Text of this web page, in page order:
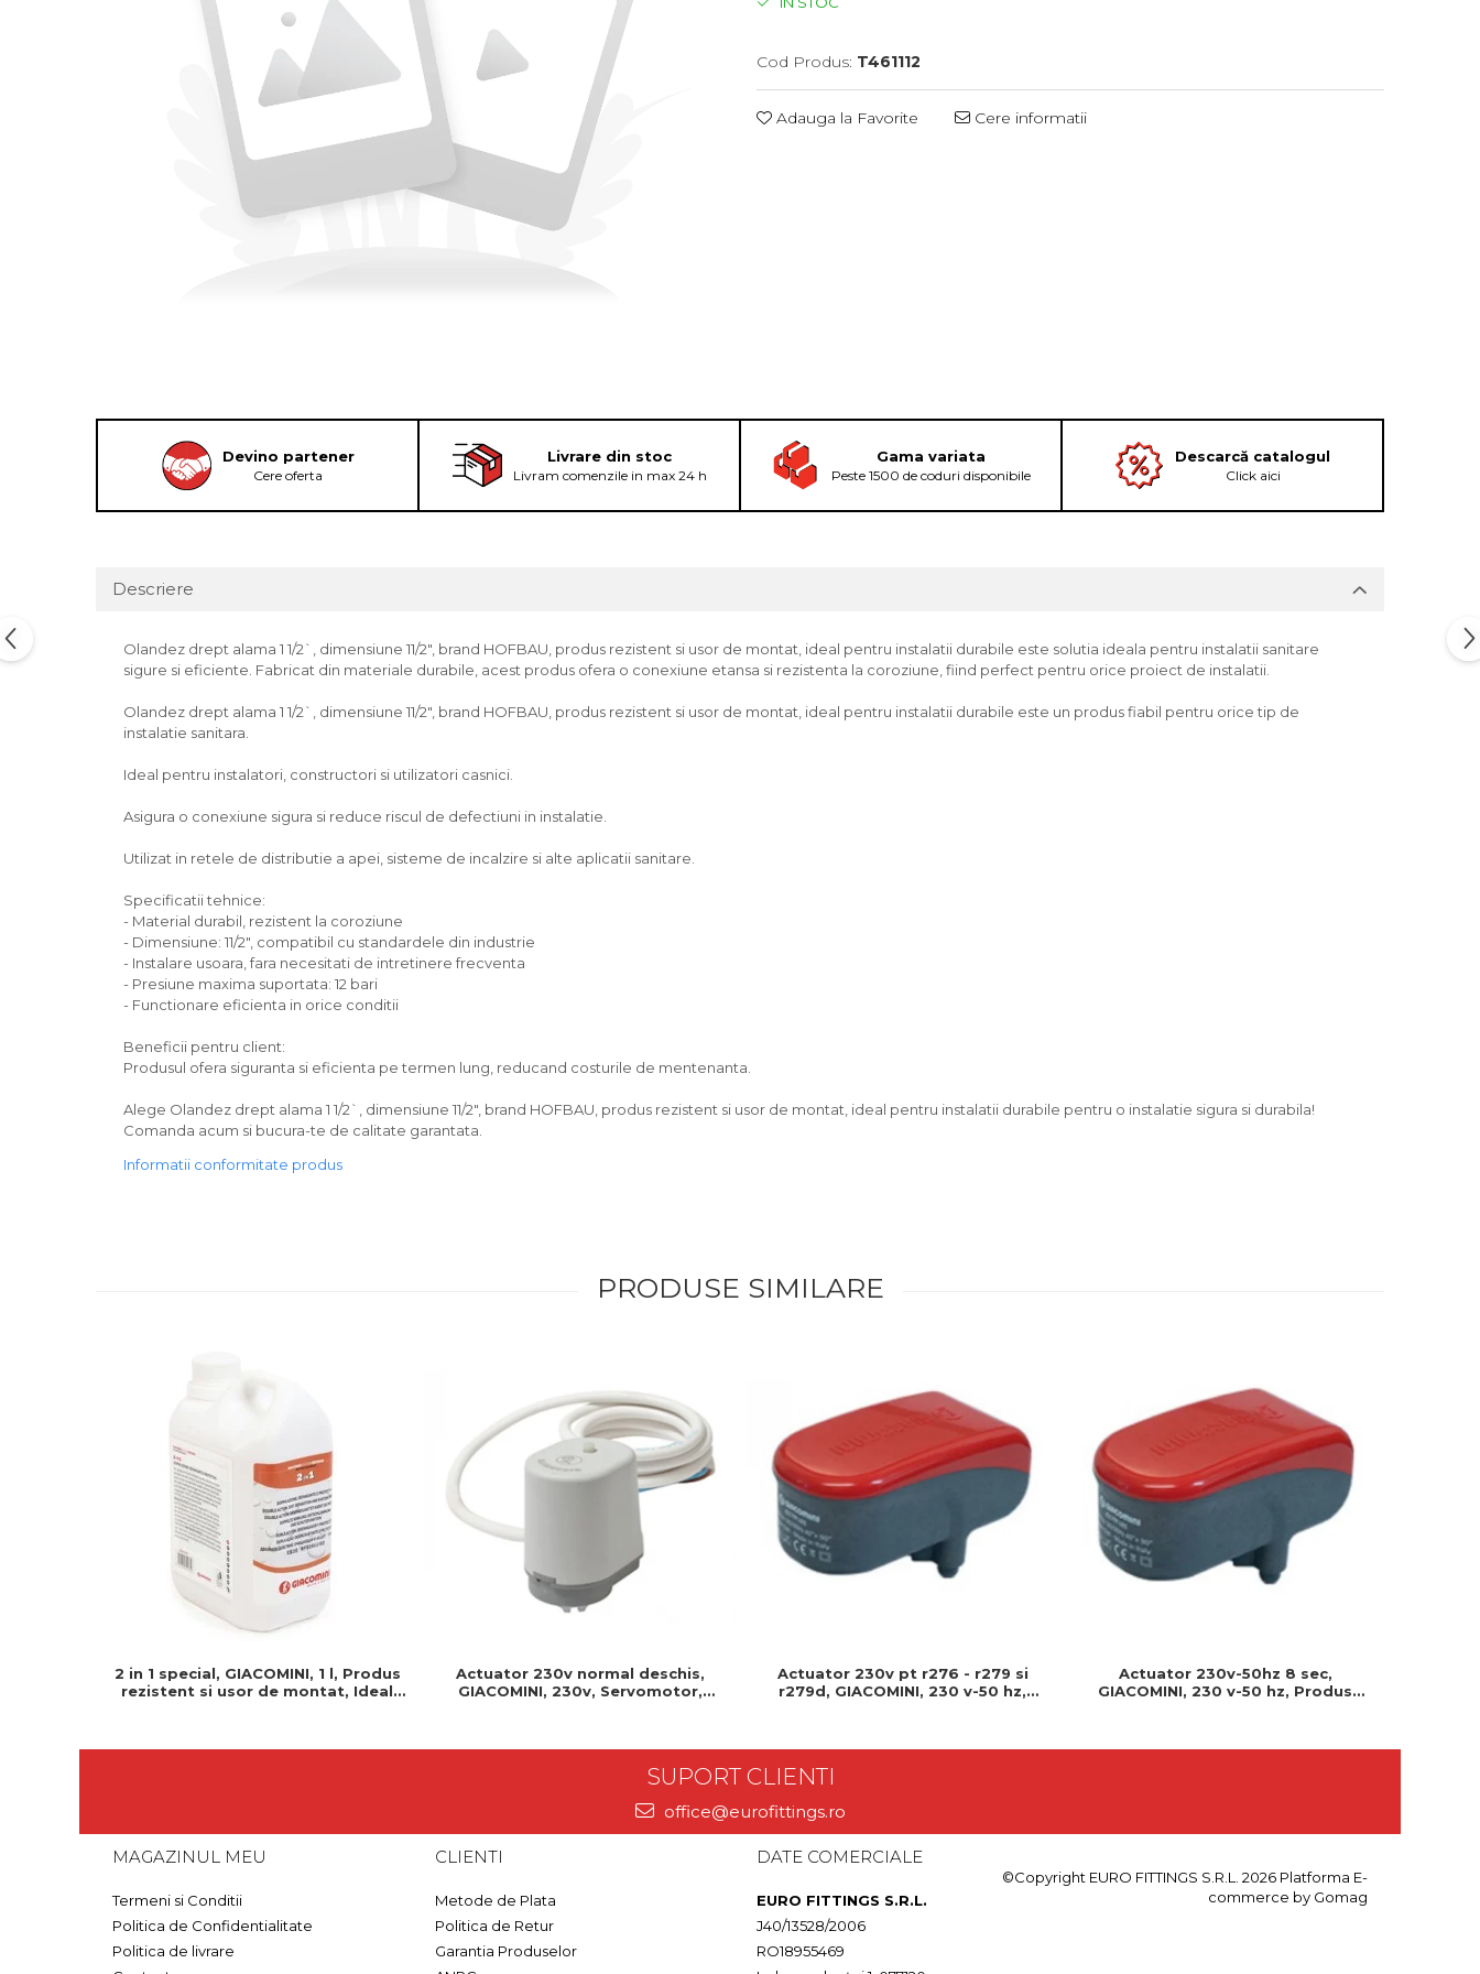
Cod Produs: T461112
Adauga la Favorite Cere informatii
Devino partener
Cere oferta
Livrare din stoc
Livram comenzile in max 24 h
Gama variata
Peste 1500 de coduri disponibile
Descarcă catalogul
Click aici
Descriere
Olandez drept alama 1 1/2`, dimensiune 11/2", brand HOFBAU, produs rezistent si usor de montat, ideal pentru instalatii durabile este solutia ideala pentru instalatii sanitare
sigure si eficiente. Fabricat din materiale durabile, acest produs ofera o conexiune etansa si rezistenta la coroziune, fiind perfect pentru orice proiect de instalatii.
Olandez drept alama 1 1/2`, dimensiune 11/2", brand HOFBAU, produs rezistent si usor de montat, ideal pentru instalatii durabile este un produs fiabil pentru orice tip de
instalatie sanitara.
Ideal pentru instalatori, constructori si utilizatori casnici.
Asigura o conexiune sigura si reduce riscul de defectiuni in instalatie.
Utilizat in retele de distributie a apei, sisteme de incalzire si alte aplicatii sanitare.
Specificatii tehnice:
- Material durabil, rezistent la coroziune
- Dimensiune: 11/2", compatibil cu standardele din industrie
- Instalare usoara, fara necesitati de intretinere frecventa
- Presiune maxima suportata: 12 bari
- Functionare eficienta in orice conditii
Beneficii pentru client:
Produsul ofera siguranta si eficienta pe termen lung, reducand costurile de mentenanta.
Alege Olandez drept alama 1 1/2`, dimensiune 11/2", brand HOFBAU, produs rezistent si usor de montat, ideal pentru instalatii durabile pentru o instalatie sigura si durabila!
Comanda acum si bucura-te de calitate garantata.
Informatii conformitate produs
PRODUSE SIMILARE
2 in 1 special, GIACOMINI, 1 l, Produs
rezistent si usor de montat, Ideal
Actuator 230v normal deschis,
GIACOMINI, 230v, Servomotor,
Actuator 230v pt r276 - r279 si
r279d, GIACOMINI, 230 v-50 hz,
Actuator 230v-50hz 8 sec,
GIACOMINI, 230 v-50 hz, Produs
SUPORT CLIENTI
office@eurofittings.ro
MAGAZINUL MEU
Termeni si Conditii
Politica de Confidentialitate
Politica de livrare
CLIENTI
Metode de Plata
Politica de Retur
Garantia Produselor
DATE COMERCIALE
EURO FITTINGS S.R.L.
J40/13528/2006
RO18955469
©Copyright EURO FITTINGS S.R.L. 2026 Platforma E-
commerce by Gomag